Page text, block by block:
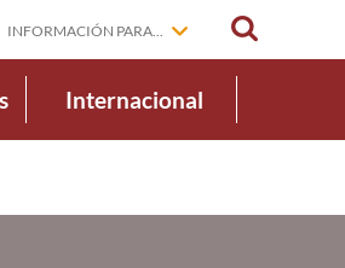
INFORMACIÓN PARA...
Internacional